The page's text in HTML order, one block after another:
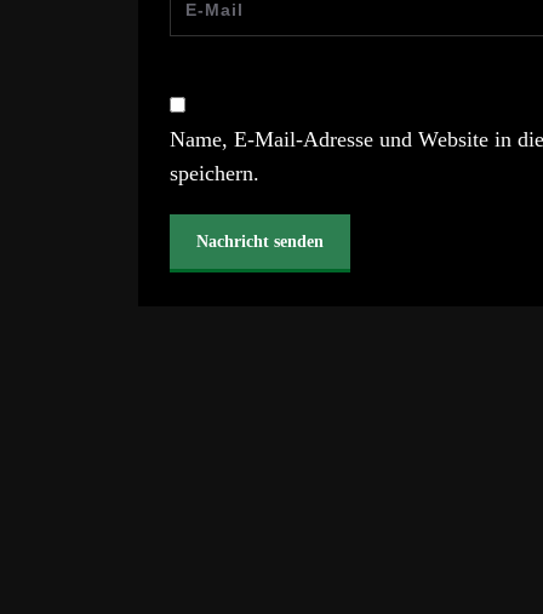
Name, E-Mail-Adresse und Website in
speichern.